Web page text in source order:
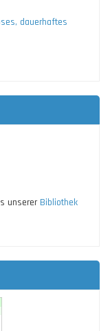
dauerhaftes
unserer Bibliothek